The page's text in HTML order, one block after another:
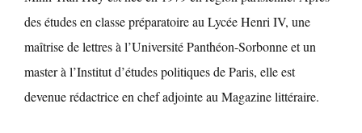
des études en classe préparatoire au Lycée Henri IV, une
maîtrise de lettres à l’Université Panthéon-Sorbonne et un
master à l’Institut d’études politiques de Paris, elle est
devenue rédactrice en chef adjointe au Magazine littéraire.